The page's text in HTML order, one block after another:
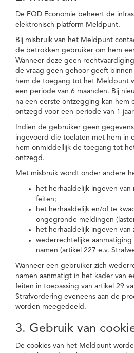
De FOD Economie beheert de
elektronisch platform Meldpunt.
Bij misbruik van het Meldpunt
de betrokken gebruiker om hem
Wanneer deze geen
de vraag geen gehoor geeft
hem de toegang tot het Meldpunt
een periode van 6 maanden. Bij
na een eerste ontzegging kan hem
ontzegd voor een periode van 1
Indien de gebruiker geen
ingevoerd die toelaten met hem in
hem onmiddellijk de toegang tot
ontzegd.
Met misbruik wordt onder andere
het herhaaldelijk ingeven
feiten;
het herhaaldelijk en/of te
ongegronde meldingen
het herhaaldelijk ingeven van
wederrechtelijke
namen (artikel 227 e.v.
Wanneer een gebruiker zich
namen aanmatigt in het kader van
feiten in toepassing van artikel 29
Strafvordering eveneens aan de
worden meegedeeld.
3. Gebruik van
De cookies van het Meldpunt